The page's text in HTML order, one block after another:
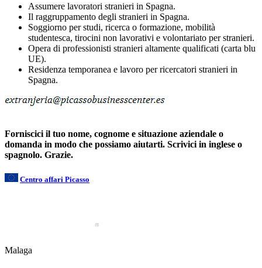
Assumere lavoratori stranieri in Spagna.
Il raggruppamento degli stranieri in Spagna.
Soggiorno per studi, ricerca o formazione, mobilità
studentesca, tirocini non lavorativi e volontariato per stranieri.
Opera di professionisti stranieri altamente qualificati (carta blu
UE).
Residenza temporanea e lavoro per ricercatori stranieri in
Spagna.
Forniscici il tuo nome, cognome e situazione aziendale o
domanda in modo che possiamo aiutarti. Scrivici in inglese o
spagnolo. Grazie.
Centro affari Picasso
Malaga